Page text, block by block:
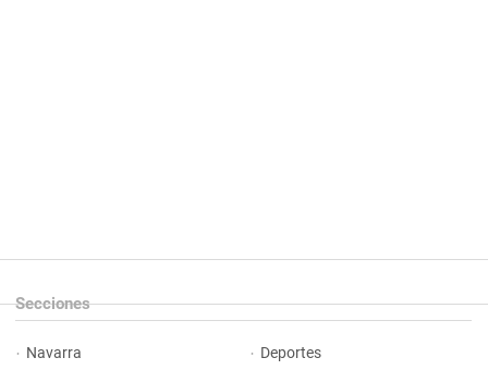
Secciones
Navarra Deportes